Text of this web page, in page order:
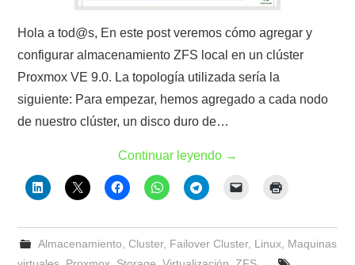
Hola a tod@s, En este post veremos cómo agregar y
configurar almacenamiento ZFS local en un clúster
Proxmox VE 9.0. La topología utilizada sería la
siguiente: Para empezar, hemos agregado a cada nodo
de nuestro clúster, un disco duro de…
Continuar leyendo →
Almacenamiento Cluster, Failover Cluster, Linux, Maquinas